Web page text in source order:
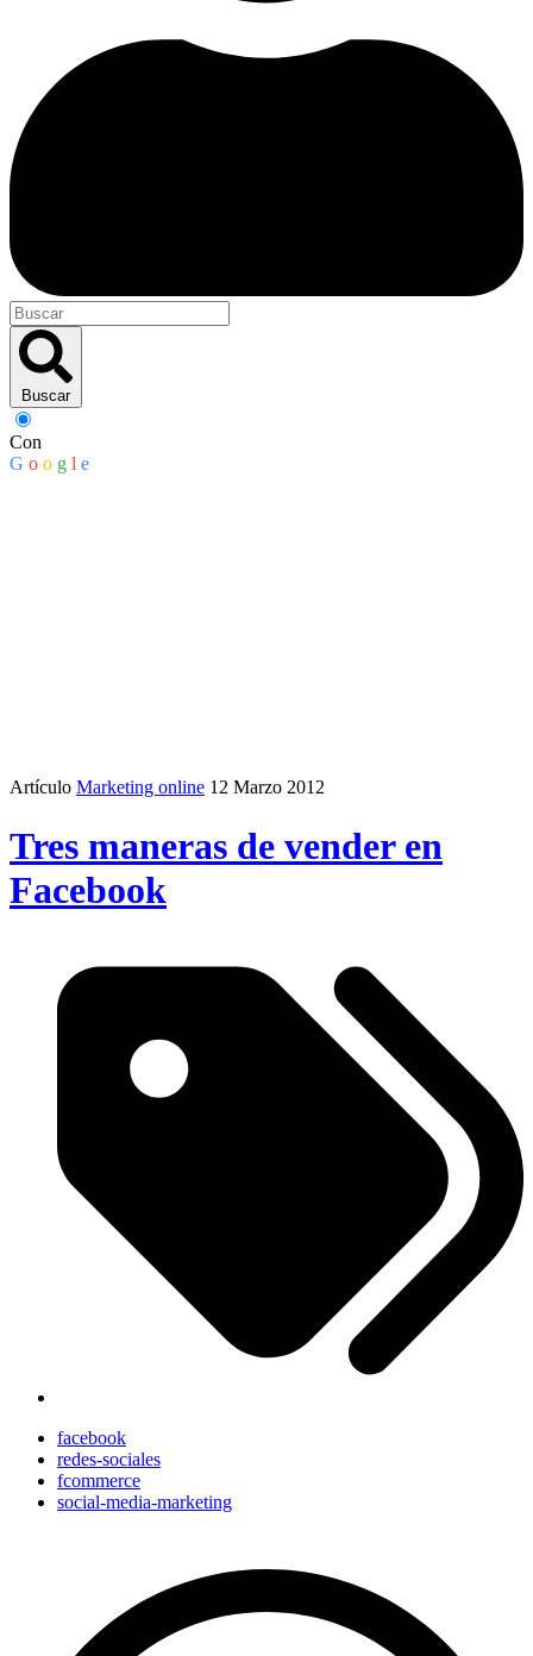
Buscar
Con
G o o g l e
Artículo Marketing online 12 Marzo 2012
Tres maneras de vender en
Facebook
facebook
redes-sociales
fcommerce
social-media-marketing